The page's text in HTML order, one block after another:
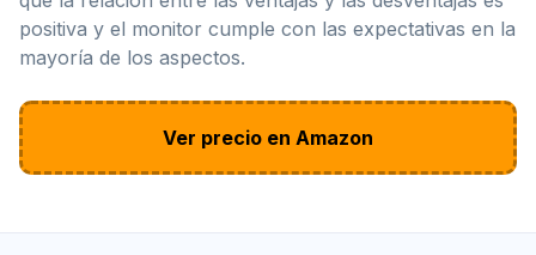
positiva y el monitor cumple con las expectativas en la
mayoría de los aspectos.
Ver precio en Amazon